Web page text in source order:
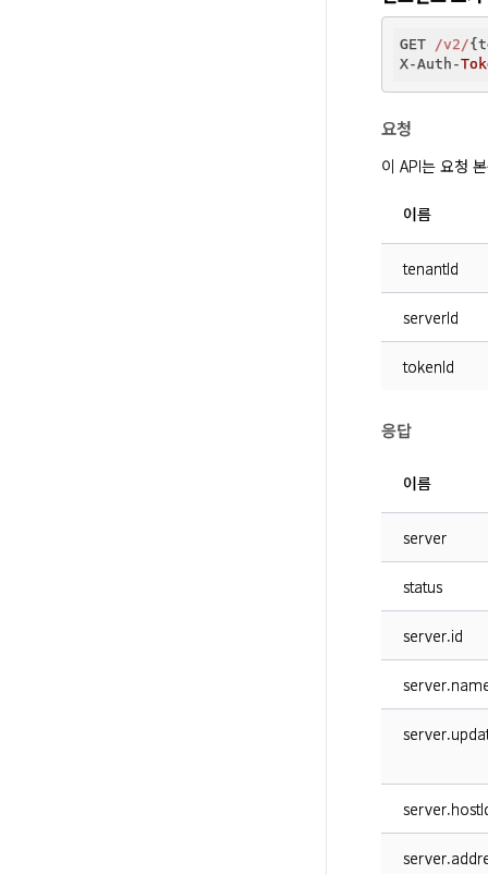
GET /v2/
X-Auth-
요청
이 API는 요청
이름
tenantId
serverId
tokenId
응답
이름
server
status
server.id